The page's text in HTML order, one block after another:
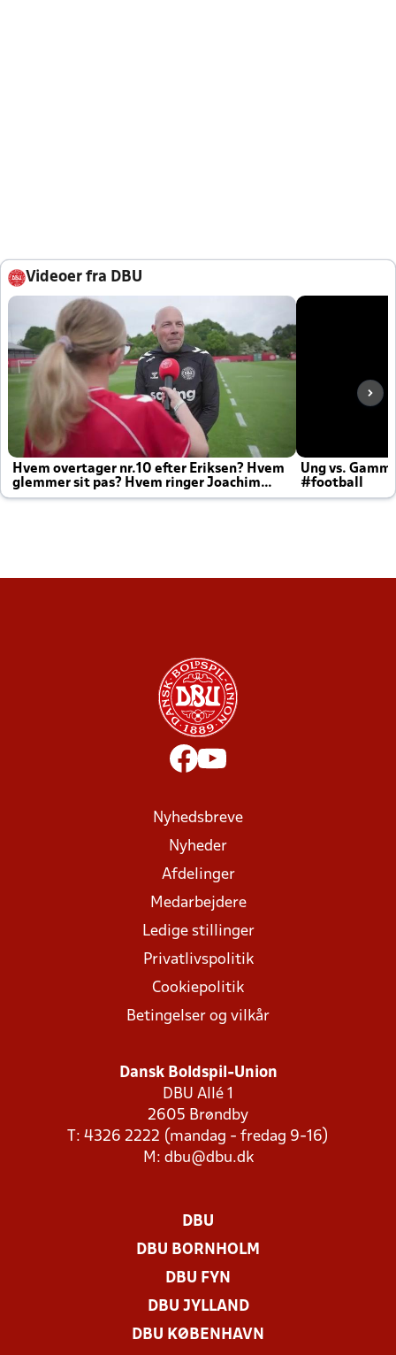
Videoer fra DBU
Hvem overtager nr.10 efter Eriksen? Hvem
glemmer sit pas? Hvem ringer Joachim
altid til efter kampe?
Ung vs.
#football
Nyhedsbreve
Nyheder
Afdelinger
Medarbejdere
Ledige stillinger
Privatlivspolitik
Cookiepolitik
Betingelser og vilkår
Dansk Boldspil-Union
DBU Allé 1
2605 Brøndby
T: 4326 2222 (mandag - fredag 9-16)
M: dbu@dbu.dk
DBU
DBU BORNHOLM
DBU FYN
DBU JYLLAND
DBU KØBENHAVN